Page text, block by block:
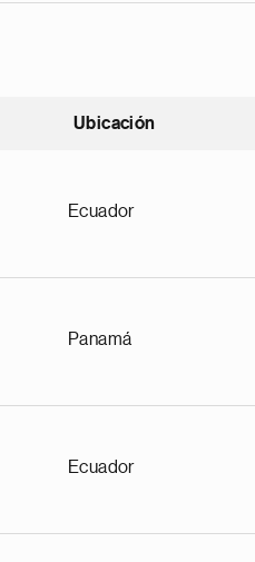
Ubicación
Ecuador
Panamá
Ecuador